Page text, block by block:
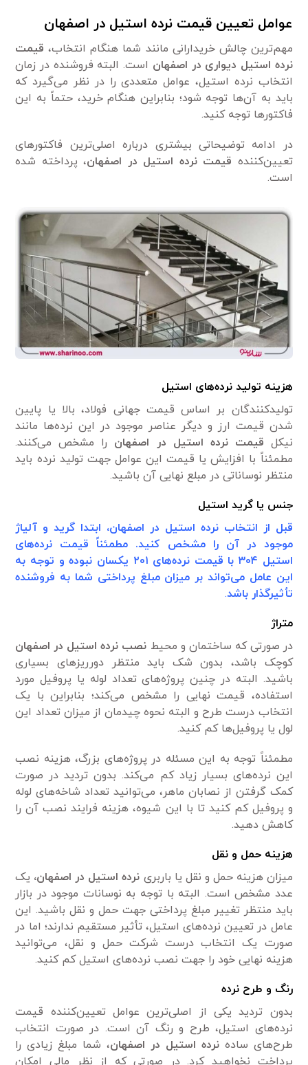
عوامل تعیین قیمت نرده استیل در اصفهان
مهم‌ترین چالش خریدارانی مانند شما هنگام انتخاب، قیمت
نرده استیل دیواری در اصفهان است. البته فروشنده در زمان
انتخاب نرده استیل، عوامل متعددی را در نظر می‌گیرد که
باید به آن‌ها توجه شود؛ بنابراین هنگام خرید، حتماً به این
فاکتور‌ها توجه کنید.
در ادامه توضیحاتی بیشتری درباره اصلی‌ترین فاکتور‌های
تعیین‌کننده قیمت نرده استیل در اصفهان، پرداخته شده
است.
هزینه تولید نرده‌های استیل
تولید‌کنندگان بر اساس قیمت جهانی فولاد، بالا یا پایین
شدن قیمت ارز و دیگر عناصر موجود در این نرده‌ها مانند
نیکل قیمت نرده استیل در اصفهان را مشخص می‌کنند.
مطمئناً با افزایش یا قیمت این عوامل جهت تولید نرده باید
منتظر نوساناتی در مبلع نهایی آن باشید.
جنس یا گرید استیل
قبل از انتخابنرده استیل در اصفهان، ابتدا گرید و آلیاژ
موجود در آن را مشخص کنید. مطمئناً قیمت نرده‌های
استیل ۳۰۴ با قیمت نرده‌های ۲۰۱ یکسان نبوده و توجه به
این عامل می‌تواند بر میزان مبلغ پرداختی شما به فروشنده
تأثیر‌گذار باشد.
متراژ
در صورتی که ساختمان و محیط نصب نرده استیل در اصفهان
کوچک باشد، بدون شک باید منتظر دورریزهای بسیاری
باشید. البته در چنین پروژه‌های تعداد لوله یا پروفیل مورد
استفاده، قیمت نهایی را مشخص می‌کند؛ بنابراین با یک
انتخاب درست طرح و البته نحوه چیدمان از میزان تعداد این
لول یا پروفیل‌ها کم کنید.
مطمئناً توجه به این مسئله در پروژه‌های بزرگ، هزینه نصب
این نرده‌های بسیار زیاد کم می‌کند. بدون تردید در صورت
کمک گرفتن از نصابان ماهر، می‌توانید تعداد شاخه‌های لوله
و پروفیل کم کنید تا با این شیوه، هزینه فرایند نصب آن را
کاهش دهید.
هزینه حمل و نقل
میزان هزینه حمل و نقل یا باربری نرده استیل در اصفهان، یک
عدد مشخص است. البته با توجه به نوسانات موجود در بازار
باید منتظر تغییر مبلغ پرداختی جهت حمل و نقل باشید. این
عامل در تعیین نرده‌های استیل، تأثیر مستقیم ندارند؛ اما در
صورت یک انتخاب درست شرکت حمل و نقل، می‌توانید
هزینه نهایی خود را جهت نصب نرده‌های استیل کم کنید.
رنگ و طرح نرده
بدون تردید یکی از اصلی‌ترین عوامل تعیین‌کننده قیمت
نرده‌های استیل، طرح و رنگ آن است. در صورت انتخاب
طرح‌های سادهنرده استیل در اصفهان، شما مبلغ زیادی را
پرداخت نخواهید کرد. در صورتی که از نظر مالی امکان